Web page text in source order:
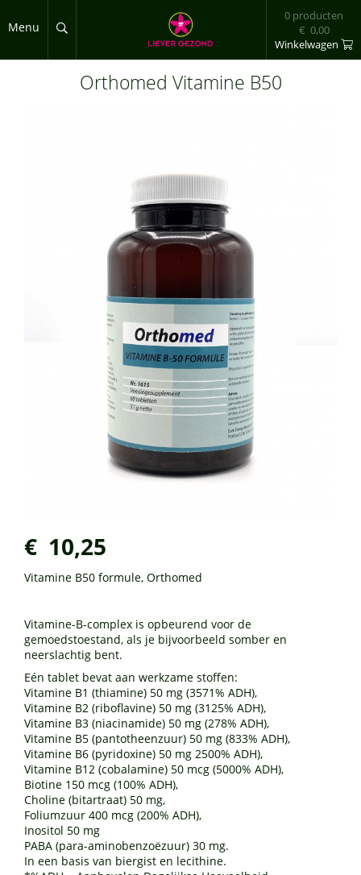
Menu
0 producten
€ 0,00
Winkelwagen
Orthomed Vitamine B50
€ 10,25
Vitamine B50 formule, Orthomed
Vitamine-B-complex is opbeurend voor de
gemoedstoestand, als je bijvoorbeeld somber en
neerslachtig bent.
Eén tablet bevat aan werkzame stoffen:
Vitamine B1 (thiamine) 50 mg (3571% ADH),
Vitamine B2 (riboflavine) 50 mg (3125% ADH),
Vitamine B3 (niacinamide) 50 mg (278% ADH),
Vitamine B5 (pantotheenzuur) 50 mg (833% ADH),
Vitamine B6 (pyridoxine) 50 mg 2500% ADH),
Vitamine B12 (cobalamine) 50 mcg (5000% ADH),
Biotine 150 mcg (100% ADH),
Choline (bitartraat) 50 mg,
Foliumzuur 400 mcg (200% ADH),
Inositol 50 mg
PABA (para-aminobenzoëzuur) 30 mg.
In een basis van biergist en lecithine.